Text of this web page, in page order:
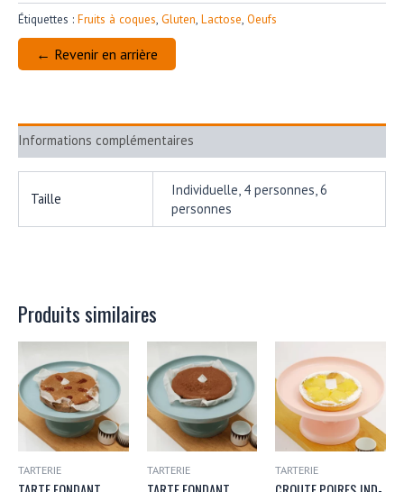
CERISE-
PISTACHE
IND-
6P
Étiquettes : Fruits à coques, Gluten, Lactose, Oeufs
← Revenir en arrière
Informations complémentaires
Taille
Individuelle, 4 personnes, 6
personnes
Produits similaires
TARTERIE TARTERIE TARTERIE